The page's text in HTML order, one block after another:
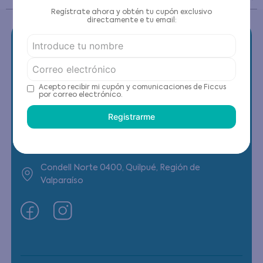
Contáctanos
(22) 6178818 - Compras Internet
Condell Norte 0400, Quilpué, Región de
Valparaíso
Regístrate ahora y obtén tu cupón exclusivo
directamente e tu email:
Acepto recibir mi cupón y comunicaciones de Ficcus
por correo electrónico.
Registrarme